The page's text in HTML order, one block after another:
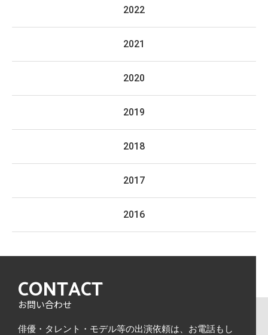
2022
2021
2020
2019
2018
2017
2016
CONTACT
お問い合わせ
俳優・タレント・モデル等の出演依頼は、 お電話もし